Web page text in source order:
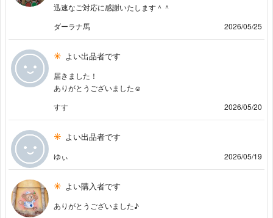
迅速なご対応に感謝いたします＾＾
ダーラナ馬
2026/05/25
よい出品者です
届きました！
ありがとうございました☺️
すす
2026/05/20
よい出品者です
ゆぃ 2026/05/19
よい購入者です
ありがとうございました♪